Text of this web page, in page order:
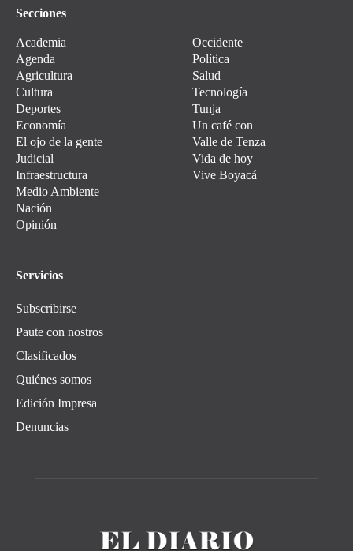
Secciones
Academia
Agenda
Agricultura
Cultura
Deportes
Economía
El ojo de la gente
Judicial
Infraestructura
Medio Ambiente
Nación
Opinión
Occidente
Política
Salud
Tecnología
Tunja
Un café con
Valle de Tenza
Vida de hoy
Vive Boyacá
Servicios
Subscribirse
Paute con nostros
Clasificados
Quiénes somos
Edición Impresa
Denuncias